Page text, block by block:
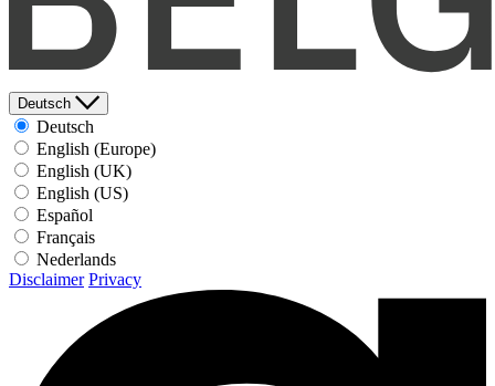
Deutsch
Deutsch
English (Europe)
English (UK)
English (US)
Español
Français
Nederlands
Disclaimer Privacy